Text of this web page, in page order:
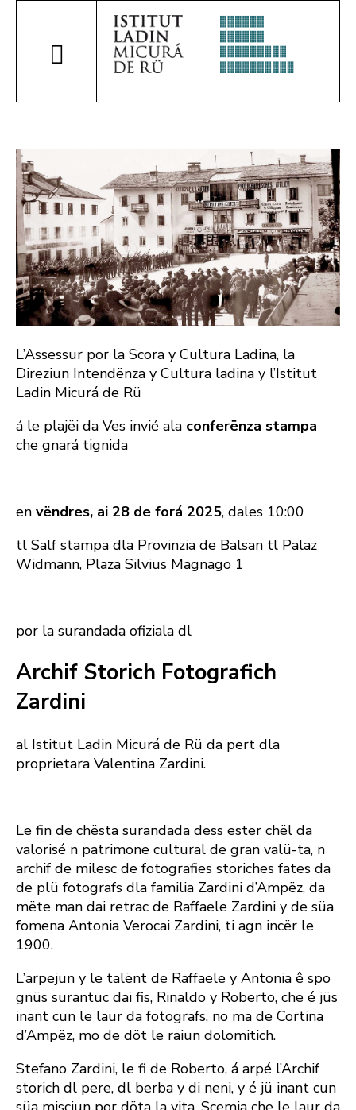
L’Assessur por la Scora y Cultura Ladina, la
Direziun Intendënza y Cultura ladina y l’Istitut
Ladin Micurá de Rü
á le plajëi da Ves invié ala conferënza stampa
che gnará tignida
en vëndres, ai 28 de forá 2025, dales 10:00
tl Salf stampa dla Provinzia de Balsan tl Palaz
Widmann, Plaza Silvius Magnago 1
por la surandada ofiziala dl
Archif Storich Fotografich
Zardini
al Istitut Ladin Micurá de Rü da pert dla
proprietara Valentina Zardini.
Le fin de chësta surandada dess ester chël da
valorisé n patrimone cultural de gran valü-ta, n
archif de milesc de fotografies storiches fates da
de plü fotografs dla familia Zardini d’Ampëz, da
mëte man dai retrac de Raffaele Zardini y de süa
fomena Antonia Verocai Zardini, ti agn incër le
1900.
L’arpejun y le talënt de Raffaele y Antonia ê spo
gnüs surantuc dai fis, Rinaldo y Roberto, che é jüs
inant cun le laur da fotografs, no ma de Cortina
d’Ampëz, mo de döt le raiun dolomitich.
Stefano Zardini, le fi de Roberto, á arpé l’Archif
storich dl pere, dl berba y di neni, y é jü inant cun